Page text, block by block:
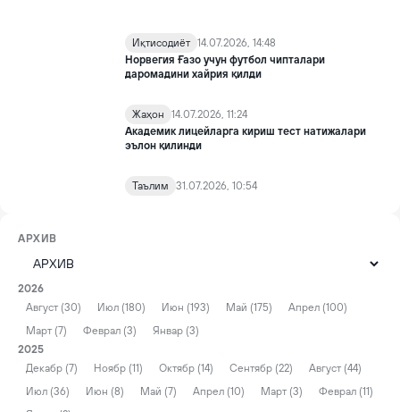
Иқтисодиёт 14.07.2026, 14:48
Норвегия Ғазо учун футбол чипталари
даромадини хайрия қилди
Жаҳон
14.07.2026, 11:24
Академик лицейларга кириш тест натижалари
эълон қилинди
Таълим 31.07.2026, 10:54
АРХИВ
2026
Август (30)
Июл (180) Июн (193) Май (175)
Апрел (100)
Март (7)
Феврал (3)
Январ (3)
2025
Декабр (7)
Ноябр (11) Октябр (14) Сентябр (22)
Август (44)
Июл (36)
Июн (8) Май (7) Апрел (10) Март (3)
Феврал (11)